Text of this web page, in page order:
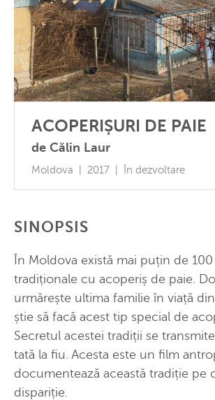
ACOPERIȘURI DE PAIE
de Călin Laur
Moldova | 2017 | În dezvoltare
SINOPSIS
În Moldova există mai puțin de 100
tradiționale cu acoperiș de paie.
urmărește ultima familie în viață
știe să facă acest tip special de
Secretul acestei tradiții se
tată la fiu. Acesta este un film
documentează această tradiție pe
dispariție.